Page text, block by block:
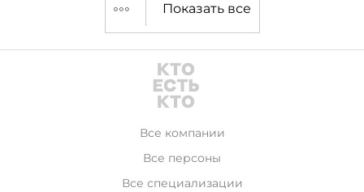
Показать все
Все компании
Все персоны
Все специализации